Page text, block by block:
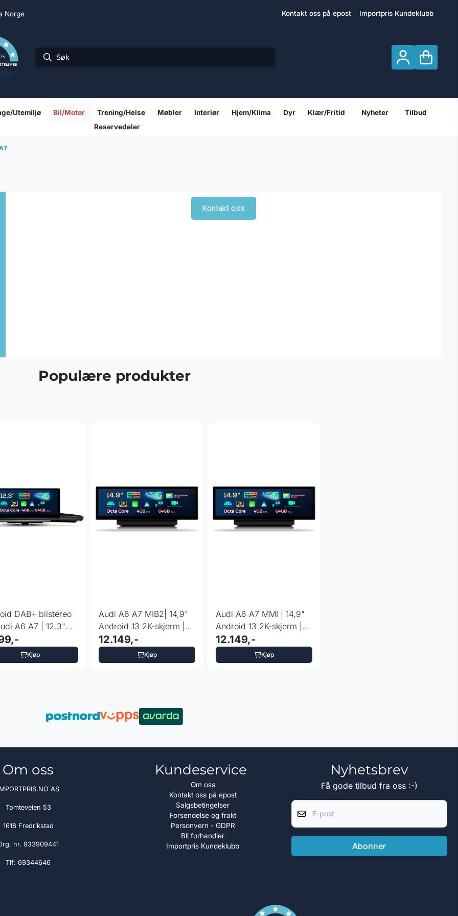
Norge Kontakt oss på epost Importpris Kundeklubb
/5
Utemiljø Bil/Motor Trening/Helse Møbler Interiør Hjem/Klima Dyr Klær/Fritid Nyheter
Tilbud
Reservedeler
Kontakt oss
Populære produkter
DAB+ bilstereo
A6 A7 | 12.3"
LTE
Kjøp
Audi A6 A7 MIB2| 14,9"
Android 13 2K-skjerm |
4G LTE
12.149,-
Kjøp
Audi A6 A7 MMI | 14,9"
Android 13 2K-skjerm |
4G LTE
12.149,-
Kjøp
Om oss
AS
Tomteveien 53
1618 Fredrikstad
nr. 933909441
Tlf:69344646
Kundeservice
Om oss
Kontakt oss på epost
Salgsbetingelser
Forsendelse og frakt
Personvern - GDPR
Bli forhandler
Importpris Kundeklubb
Nyhetsbrev
Få gode tilbud fra oss :-)
Abonner